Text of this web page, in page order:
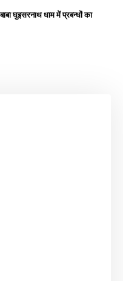
घुइसरनाथ धाम में प्रबन्धों का